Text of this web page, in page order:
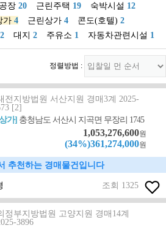
공장 20 근린주택 19 숙박시설 12
가 4 근린상가 4 콘도(호텔) 2
2 대지 2 주유소 1 자동차관련시설 1
정렬방법 :
전지방법원 서산지원 경매3계 2025-
[2]
가] 충청남도 서산시 지곡면 무장리 1745
1,053,276,600원
(34%)361,274,000원
추천하는 경매물건입니다
조회 1325
정부지방법원 고양지원 경매14계
3896